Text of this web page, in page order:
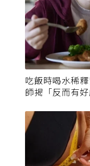
吃飯時喝水稀
師揭「反而有